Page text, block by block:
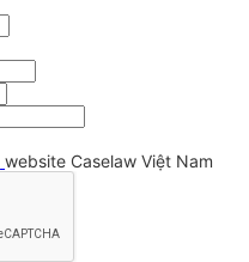
website Caselaw Việt Nam